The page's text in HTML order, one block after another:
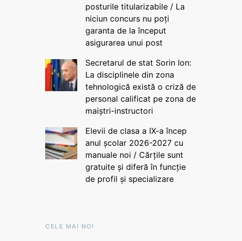
posturile titularizabile / La
niciun concurs nu poți
garanta de la început
asigurarea unui post
Secretarul de stat Sorin Ion:
La disciplinele din zona
tehnologică există o criză de
personal calificat pe zona de
maiștri-instructori
Elevii de clasa a IX-a încep
anul școlar 2026-2027 cu
manuale noi / Cărțile sunt
gratuite și diferă în funcție
de profil și specializare
CELE MAI NOI